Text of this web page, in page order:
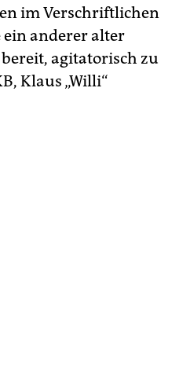
im Verschriftlichen
anderer alter
bereit, agitatorisch zu
Klaus „Willi“